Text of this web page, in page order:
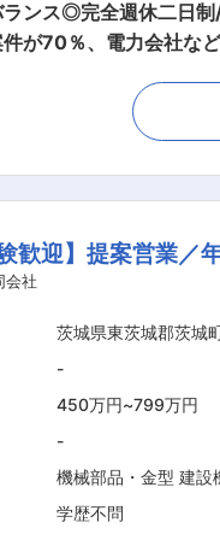
ンス◎完全週休二日
が70％、電力会社な
す。 また、業界では
歓迎】提案営業
会社
茨城県東茨城郡茨城
-
450万円~799万円
-
機械部品・金型 建設
学歴不問